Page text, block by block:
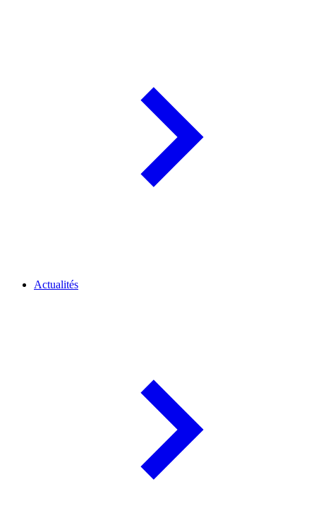
Actualités